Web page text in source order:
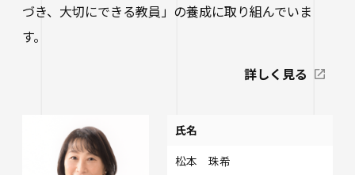
づき、大切にできる教員」の養成に取り組んでいま
す。
詳しく見る
氏名
松本 珠希